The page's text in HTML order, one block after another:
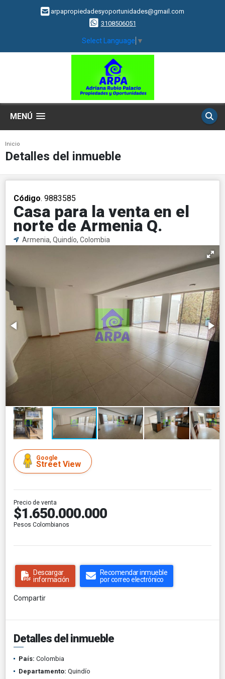
arpapropiedadesyoportunidades@gmail.com
3108506051
Select Language ▼
MENÚ
Inicio
Detalles del inmueble
Código. 9883585
Casa para la venta en el
norte de Armenia Q.
Armenia, Quindío, Colombia
Google
Street View
Precio de venta
$1.650.000.000
Pesos Colombianos
Descargar
información
Recomendar inmueble
por correo electrónico
Compartir
Detalles del inmueble
País: Colombia
Departamento: Quindío